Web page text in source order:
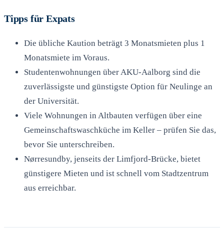
Tipps für Expats
Die übliche Kaution beträgt 3 Monatsmieten plus 1
Monatsmiete im Voraus.
Studentenwohnungen über AKU-Aalborg sind die
zuverlässigste und günstigste Option für Neulinge an
der Universität.
Viele Wohnungen in Altbauten verfügen über eine
Gemeinschaftswaschküche im Keller – prüfen Sie das,
bevor Sie unterschreiben.
Nørresundby, jenseits der Limfjord-Brücke, bietet
günstigere Mieten und ist schnell vom Stadtzentrum
aus erreichbar.